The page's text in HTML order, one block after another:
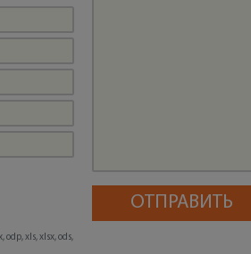
xls, xlsx, ods,